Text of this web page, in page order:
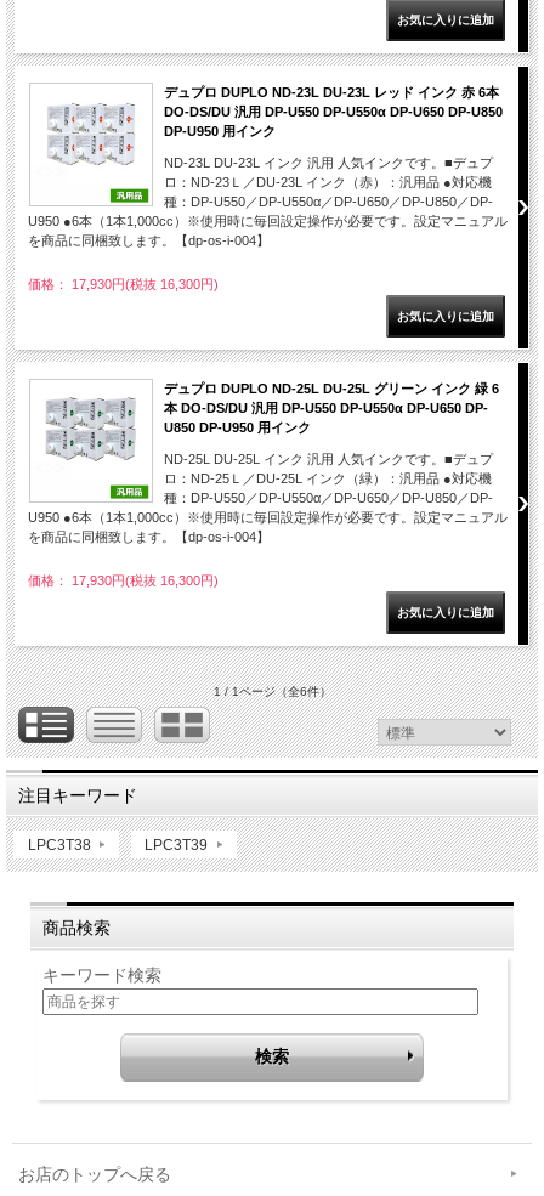
デュプロ DUPLO ND-23L DU-23L レッド インク 赤 6本
DO-DS/DU 汎用 DP-U550 DP-U550α DP-U650 DP-U850
DP-U950 用インク
ND-23L DU-23L インク 汎用 人気インクです。■デュプ
ロ：ND-23Ｌ／DU-23L インク（赤）：汎用品 ●対応機
種：DP-U550／DP-U550α／DP-U650／DP-U850／DP-
U950 ●6本（1本1,000cc）※使用時に毎回設定操作が必要です。設定マニュアル
を商品に同梱致します。【dp-os-i-004】
価格： 17,930円(税抜 16,300円)
デュプロ DUPLO ND-25L DU-25L グリーン インク 緑 6
本 DO-DS/DU 汎用 DP-U550 DP-U550α DP-U650 DP-
U850 DP-U950 用インク
ND-25L DU-25L インク 汎用 人気インクです。■デュプ
ロ：ND-25Ｌ／DU-25L インク（緑）：汎用品 ●対応機
種：DP-U550／DP-U550α／DP-U650／DP-U850／DP-
U950 ●6本（1本1,000cc）※使用時に毎回設定操作が必要です。設定マニュアル
を商品に同梱致します。【dp-os-i-004】
価格： 17,930円(税抜 16,300円)
1 / 1ページ（全6件）
注目キーワード
LPC3T38 LPC3T39
商品検索
キーワード検索
お店のトップへ戻る